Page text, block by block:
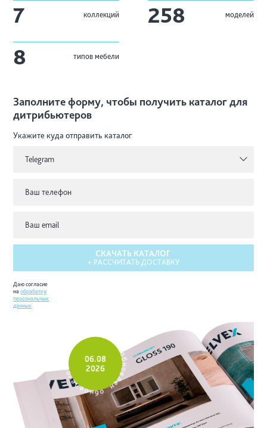
7 коллекций 258 моделей
8 типов мебели
Заполните форму, чтобы получить каталог для
дитрибьютеров
Укажите кудаотправить каталог
Telegram
СКАЧАТЬ КАТАЛОГ
+ РАССЧИТАТЬ ДОСТАВКУ
Даю согласие
наобработку
персональных
данных
о
б
н
о
лен о вле
н
о
б
н
о
в
л
е
н
о
б
н
о
в
л
е
н
06.08
2026